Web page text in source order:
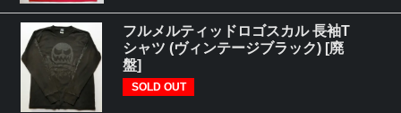
フルメルティッドロゴスカル 長袖T
シャツ (ヴィンテージブラック) [廃
盤]
SOLD OUT